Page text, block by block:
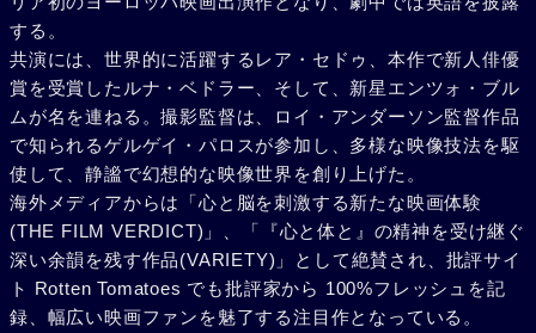
する。
共演には、世界的に活躍するレア・セドゥ、本作で新人俳優
賞を受賞したルナ・ベドラー、そして、新星エンツォ・ブル
ムが名を連ねる。撮影監督は、ロイ・アンダーソン監督作品
で知られるゲルゲイ・パロスが参加し、多様な映像技法を駆
使して、静謐で幻想的な映像世界を創り上げた。
海外メディアからは「心と脳を刺激する新たな映画体験
(THE FILM VERDICT)」、「『心と体と』の精神を受け継ぐ
深い余韻を残す作品(VARIETY)」として絶賛され、批評サイ
ト Rotten Tomatoes でも批評家から 100%フレッシュを記
録、幅広い映画ファンを魅了する注目作となっている。